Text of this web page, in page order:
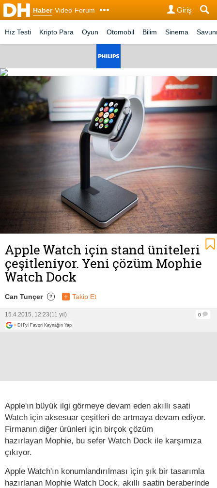
Haber Video Forum Giriş
Hız Testi Kripto Para Oyun Otomobil Bilim Sinema
Apple Watch için stand üniteleri
çeşitleniyor. Yeni çözüm Mophie
Watch Dock
Can Tunçer ? + Takip Et
15.4.2015, 12:23(11 yıl)
0
+ DH'yi Favori Kaynağın Yap
Apple'ın büyük ilgi görmeye devam eden akıllı saati
Watch için aksesuar çeşitleri de artmaya devam ediyor.
Firmanın diğer ürünleri için birçok çözüm
hazırlayan Mophie, bu sefer Watch Dock ile karşımıza
çıkıyor.
Apple Watch'ın konumlandırılması için şık bir tasarımla
hazırlanan Mophie Watch Dock, akıllı saatin beraberinde